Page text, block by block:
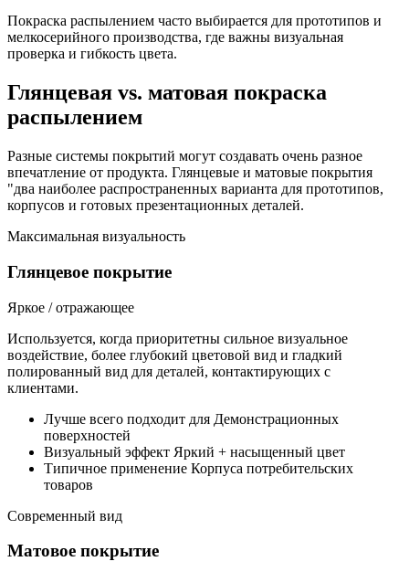
Покраска распылением часто выбирается для прототипов и
мелкосерийного производства, где важны визуальная
проверка и гибкость цвета.
Глянцевая vs. матовая покраска
распылением
Разные системы покрытий могут создавать очень разное
впечатление от продукта. Глянцевые и матовые покрытия
"два наиболее распространенных варианта для прототипов,
корпусов и готовых презентационных деталей.
Максимальная визуальность
Глянцевое покрытие
Яркое / отражающее
Используется, когда приоритетны сильное визуальное
воздействие, более глубокий цветовой вид и гладкий
полированный вид для деталей, контактирующих с
клиентами.
Лучше всего подходит для Демонстрационных
поверхностей
Визуальный эффект Яркий + насыщенный цвет
Типичное применение Корпуса потребительских
товаров
Современный вид
Матовое покрытие